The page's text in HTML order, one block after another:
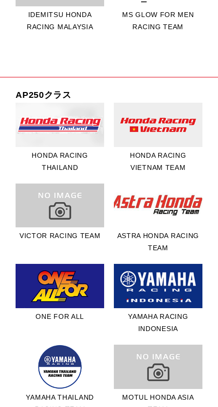
ース選手権 第3戦 in
モビリティリゾートも
てぎ SS600クラス
RACE2
手/HONG
LEONG
RACING
9位 KITSADA
TANACHOT選
THAILAND
NUGROHO選
手/YAMAHA
12位
MUHAMMAD
FAEROZI
TOREQOTTUL
INDONESIA
13位
MUHAMMAD
IDEMITSU HONDA
RACING MALAYSIA
MS GLOW FOR MEN
RACING TEAM
AP250クラス
HONDA RACING
THAILAND
HONDA RACING
VIETNAM TEAM
VICTOR RACING TEAM
ASTRA HONDA RACING
TEAM
ONE FOR ALL
YAMAHA RACING
INDONESIA
YAMAHA THAILAND
MOTUL HONDA ASIA